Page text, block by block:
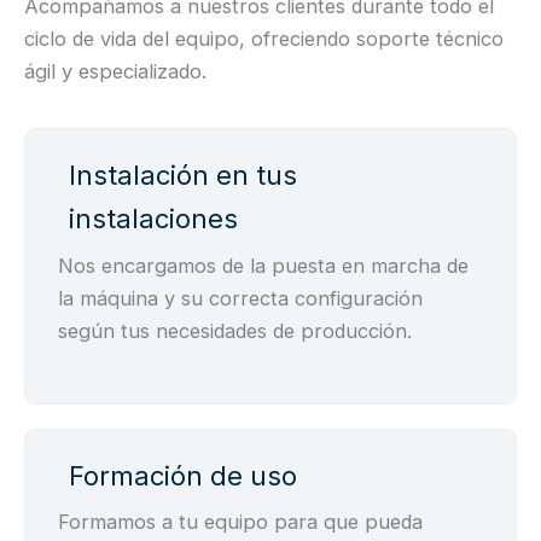
Acompañamos a nuestros clientes durante todo el
ciclo de vida del equipo, ofreciendo soporte técnico
ágil y especializado.
Instalación en tus
instalaciones
Nos encargamos de la puesta en marcha de
la máquina y su correcta configuración
según tus necesidades de producción.
Formación de uso
Formamos a tu equipo para que pueda